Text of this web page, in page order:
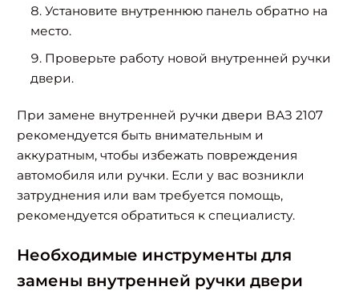
Установите внутреннюю панель обратно на
место.
Проверьте работу новой внутренней ручки
двери.
При замене внутренней ручки двери ВАЗ 2107
рекомендуется быть внимательным и
аккуратным, чтобы избежать повреждения
автомобиля или ручки. Если у вас возникли
затруднения или вам требуется помощь,
рекомендуется обратиться к специалисту.
Необходимые инструменты для
замены внутренней ручки двери